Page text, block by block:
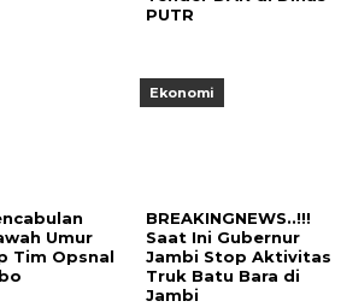
PUTR
Umur
Tim Opsnal
Ekonomi
BREAKINGNEWS..!!!
Saat Ini Gubernur
Jambi Stop Aktivitas
Truk Batu Bara di
Jambi